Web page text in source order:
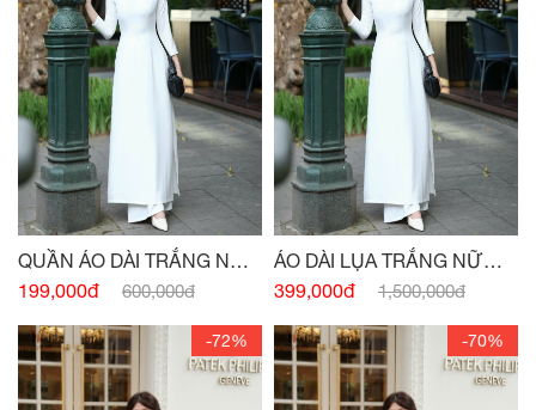
QUẦN ÁO DÀI TRẮNG NỮ
SINH
199,000đ 600,000đ
ÁO DÀI LỤA TRẮNG NỮ
SINH
399,000đ 1,500,000đ
-72% -70%